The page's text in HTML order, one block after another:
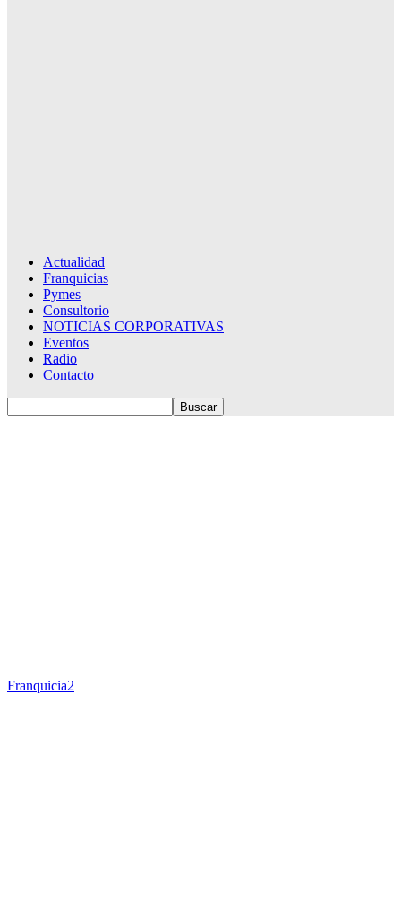
Actualidad
Franquicias
Pymes
Consultorio
NOTICIAS CORPORATIVAS
Eventos
Radio
Contacto
Franquicia2